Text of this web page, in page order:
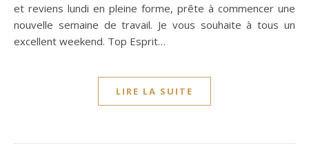
et reviens lundi en pleine forme, prête à commencer une
nouvelle semaine de travail. Je vous souhaite à tous un
excellent weekend. Top Esprit…
LIRE LA SUITE